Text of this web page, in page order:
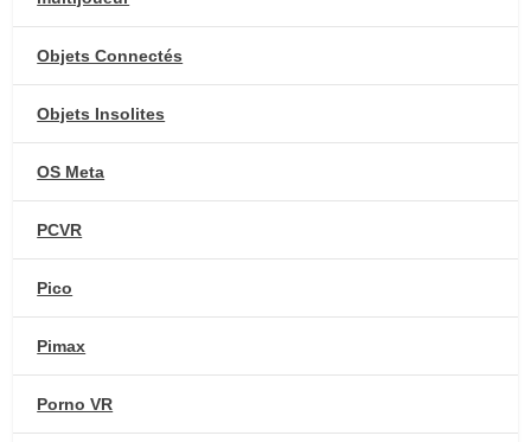
Objets Connectés
Objets Insolites
OS Meta
PCVR
Pico
Pimax
Porno VR